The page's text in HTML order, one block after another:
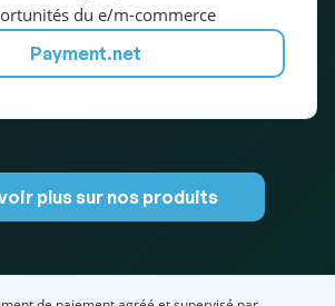
du e/m-commerce
Payment.net
plus sur nos produits